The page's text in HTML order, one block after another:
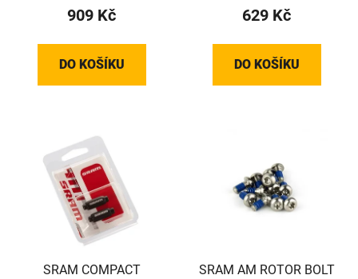
909 Kč
DO KOŠÍKU
629 Kč
DO KOŠÍKU
SRAM COMPACT
SRAM AM ROTOR BOLT